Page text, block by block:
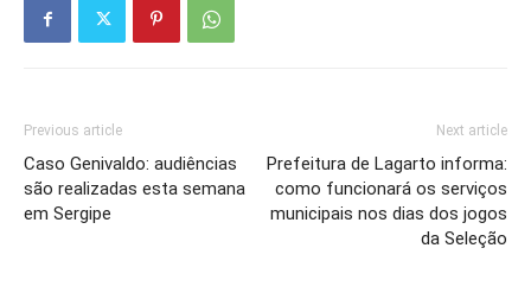
Previous article
Caso Genivaldo: audiências
são realizadas esta semana
em Sergipe
Next article
Prefeitura de Lagarto informa:
como funcionará os serviços
municipais nos dias dos jogos
da Seleção